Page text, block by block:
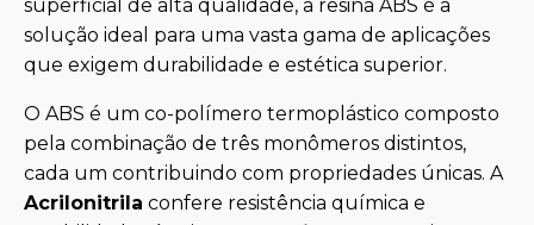
superficial de alta qualidade, a resina ABS é a
solução ideal para uma vasta gama de aplicações
que exigem durabilidade e estética superior.
O ABS é um co-polímero termoplástico composto
pela combinação de três monômeros distintos,
cada um contribuindo com propriedades únicas. A
Acrilonitrila confere resistência química e